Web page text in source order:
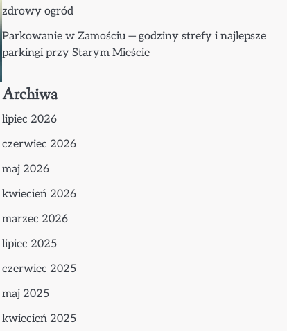
zdrowy ogród
Parkowanie w Zamościu — godziny strefy i najlepsze
parkingi przy Starym Mieście
Archiwa
lipiec 2026
czerwiec 2026
maj 2026
kwiecień 2026
marzec 2026
lipiec 2025
czerwiec 2025
maj 2025
kwiecień 2025